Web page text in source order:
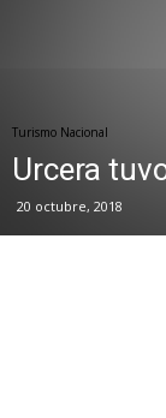
Turismo Nacional
Urcera
20 octubre, 2018